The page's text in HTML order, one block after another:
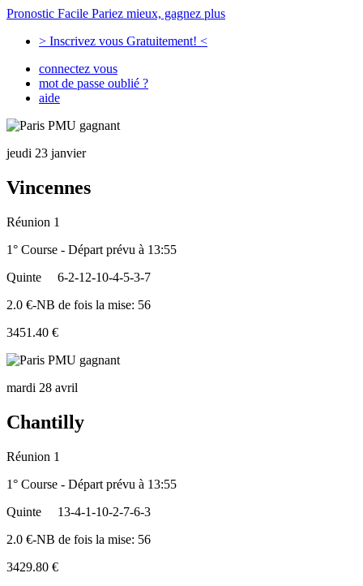
Pronostic Facile Pariez mieux, gagnez plus
> Inscrivez vous Gratuitement! <
connectez vous
mot de passe oublié ?
aide
jeudi 23 janvier
Vincennes
Réunion 1
1° Course - Départ prévu à 13:55
Quinte
6-2-12-10-4-5-3-7
2.0 €-NB de fois la mise: 56
3451.40 €
mardi 28 avril
Chantilly
Réunion 1
1° Course - Départ prévu à 13:55
Quinte
13-4-1-10-2-7-6-3
2.0 €-NB de fois la mise: 56
3429.80 €